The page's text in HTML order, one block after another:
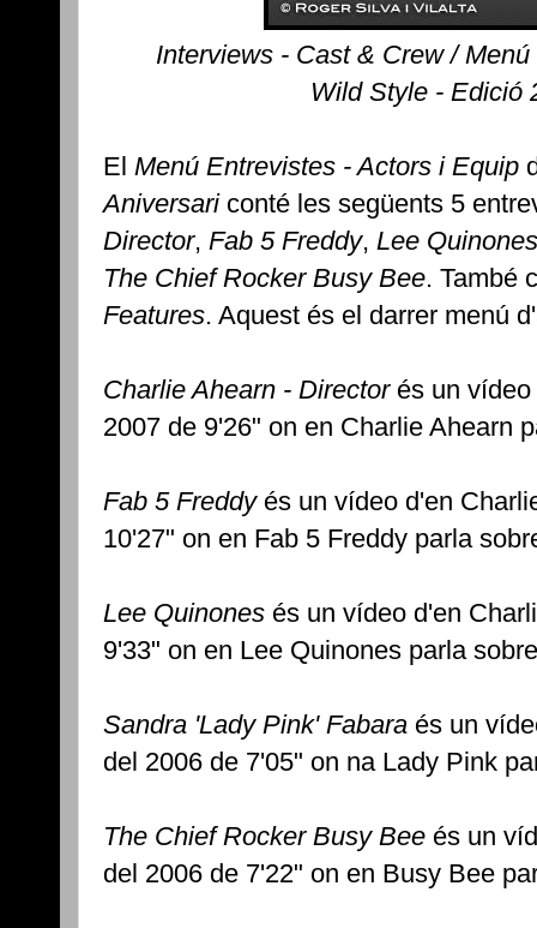
Interviews - Cast & Crew /
Wild Style - Edició
El Menú Entrevistes - Actors i Equip
Aniversariconté les següents 5
Director, Fab 5 Freddy, Lee Quinones
The Chief Rocker Busy Bee. També
Features. Aquest és el darrer menú
Charlie Ahearn - Directorés un vídeo
2007 de 9'26" on en Charlie Ahearn
Fab 5 Freddyés un vídeo d'en
10'27" on en Fab 5 Freddy parla
Lee Quinones és un vídeo d'en
9'33" on en Lee Quinones parla
Sandra 'Lady Pink' Fabara és un
del 2006 de 7'05" on na Lady Pink
The Chief Rocker Busy Bee és un
del 2006 de 7'22" on en Busy Bee